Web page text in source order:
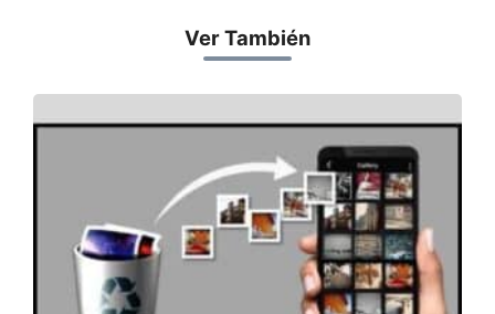
Ver También